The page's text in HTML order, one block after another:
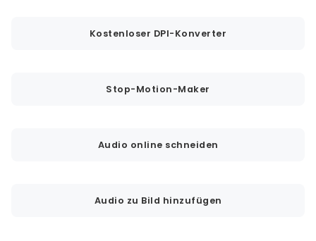
Kostenloser DPI-Konverter
Stop-Motion-Maker
Audio online schneiden
Audio zu Bild hinzufügen